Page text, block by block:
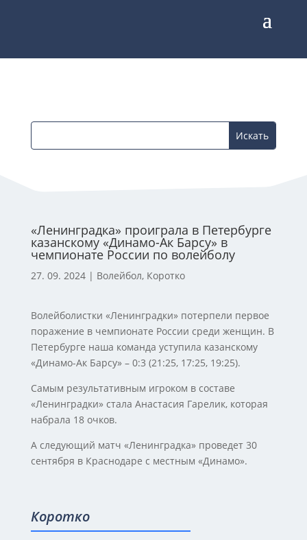
«Ленинградка» проиграла в Петербурге
казанскому «Динамо-Ак Барсу» в
чемпионате России по волейболу
27. 09. 2024| Волейбол, Коротко
Волейболистки «Ленинградки» потерпели первое
поражение в чемпионате России среди женщин. В
Петербурге наша команда уступила казанскому
«Динамо-Ак Барсу» – 0:3 (21:25, 17:25, 19:25).
Самым результативным игроком в составе
«Ленинградки» стала Анастасия Гарелик, которая
набрала 18 очков.
А следующий матч «Ленинградка» проведет 30
сентября в Краснодаре с местным «Динамо».
Коротко